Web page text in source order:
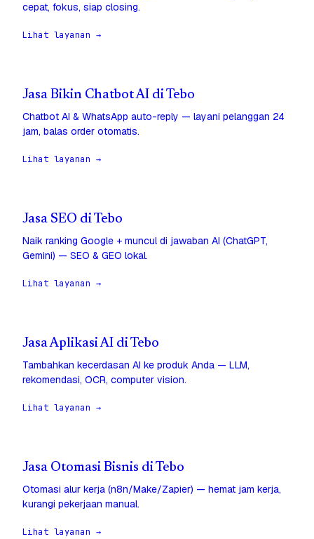
cepat, fokus, siap closing.
Lihat layanan →
Jasa Bikin Chatbot AI di Tebo
Chatbot AI & WhatsApp auto-reply — layani pelanggan 24
jam, balas order otomatis.
Lihat layanan →
Jasa SEO di Tebo
Naik ranking Google + muncul di jawaban AI (ChatGPT,
Gemini) — SEO & GEO lokal.
Lihat layanan →
Jasa Aplikasi AI di Tebo
Tambahkan kecerdasan AI ke produk Anda — LLM,
rekomendasi, OCR, computer vision.
Lihat layanan →
Jasa Otomasi Bisnis di Tebo
Otomasi alur kerja (n8n/Make/Zapier) — hemat jam kerja,
kurangi pekerjaan manual.
Lihat layanan →